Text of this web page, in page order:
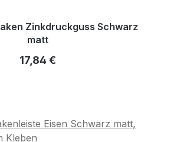
Zinkdruckguss Schwarz
matt
Regulärer Preis:
17,84 €